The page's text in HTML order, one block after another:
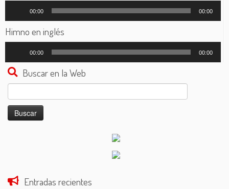
audio
00:00 00:00
Himno en inglés
audio
00:00 00:00
Buscar en la Web
Buscar:
Entradas recientes